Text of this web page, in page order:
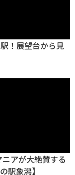
！展望台から見
アが大絶賛する
駅象潟】